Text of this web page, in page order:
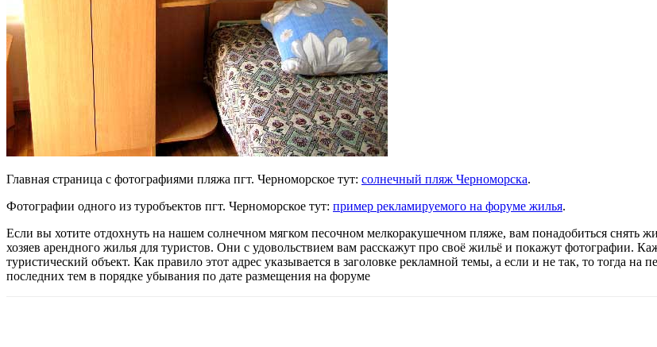
Главная страница с фотографиями пляжа пгт. Черноморское тут: солнечный пляж Черноморска.
Фотографии одного из туробъектов пгт. Черноморское тут: пример рекламируемого на форуме жилья.
Если вы хотите отдохнуть на нашем солнечном мягком песочном мелкоракушечном пляже, вам понадобиться снять
хозяев арендного жилья для туристов. Они с удовольствием вам расскажут про своё жильё и покажут фотографии.
туристический объект. Как правило этот адрес указывается в заголовке рекламной темы, а если и не так, то тогда
последних тем в порядке убывания по дате размещения на форуме